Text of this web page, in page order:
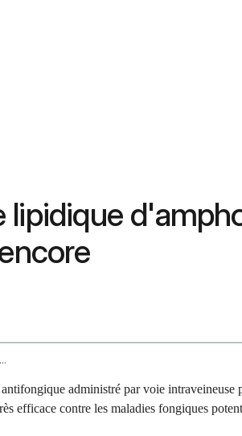
Amphotericin B Lipid Complex Intravenous Route Injection Route
administré par voie
efficace contre les maladies fongiques